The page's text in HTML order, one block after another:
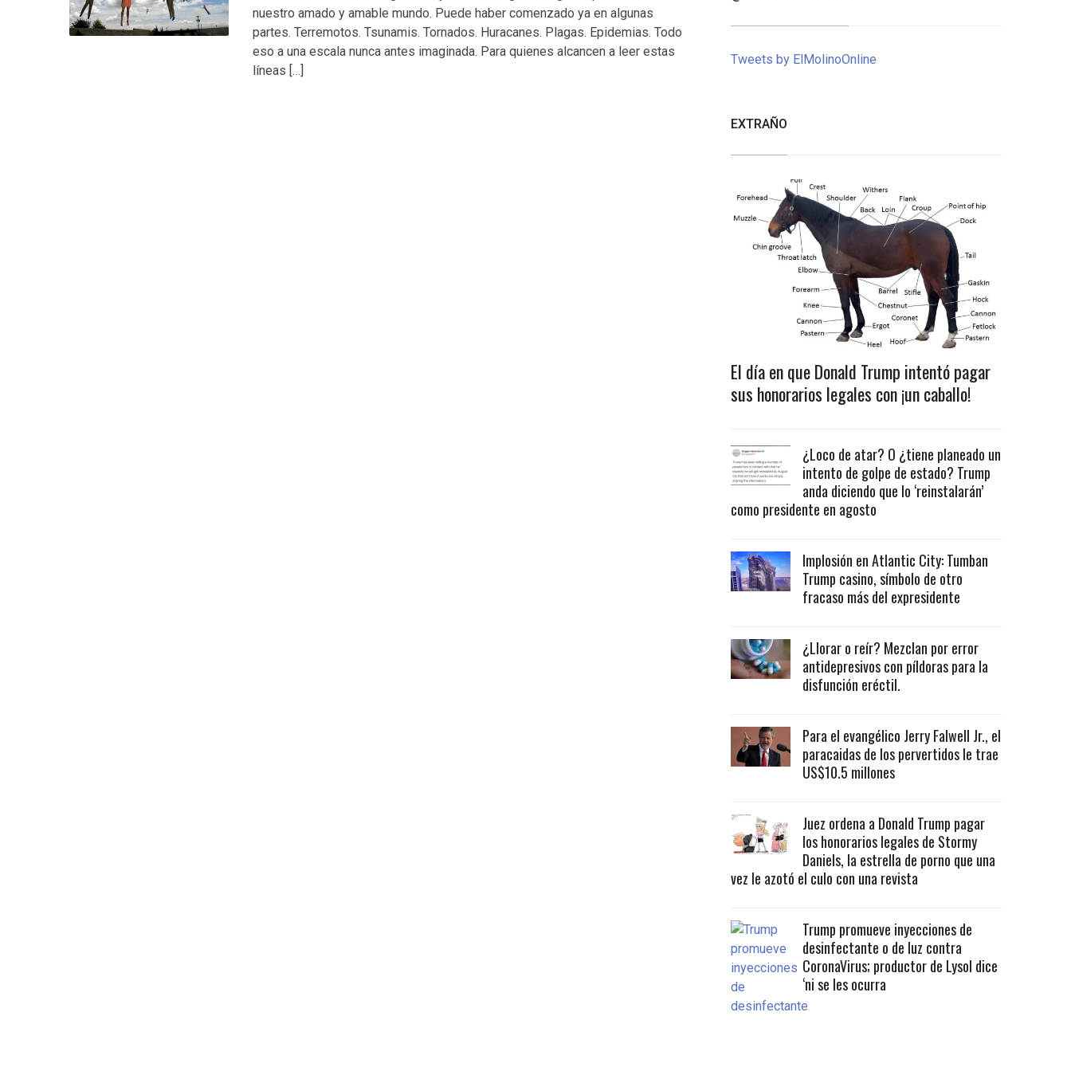
nuestro amado y amable mundo. Puede haber comenzado ya en algunas
partes. Terremotos. Tsunamis. Tornados. Huracanes. Plagas. Epidemias. Todo
eso a una escala nunca antes imaginada. Para quienes alcancen a leer estas
líneas […]
Tweets by ElMolinoOnline
EXTRAÑO
El día en que Donald Trump intentó pagar
sus honorarios legales con ¡un caballo!
¿Loco de atar? O ¿tiene planeado un
intento de golpe de estado? Trump
anda diciendo que lo ‘reinstalarán’
como presidente en agosto
Implosión en Atlantic City: Tumban
Trump casino, símbolo de otro
fracaso más del expresidente
¿Llorar o reír? Mezclan por error
antidepresivos con píldoras para la
disfunción eréctil.
Para el evangélico Jerry Falwell Jr., el
paracaidas de los pervertidos le trae
US$10.5 millones
Juez ordena a Donald Trump pagar
los honorarios legales de Stormy
Daniels, la estrella de porno que una
vez le azotó el culo con una revista
Trump promueve inyecciones de
desinfectante o de luz contra
CoronaVirus; productor de Lysol dice
‘ni se les ocurra